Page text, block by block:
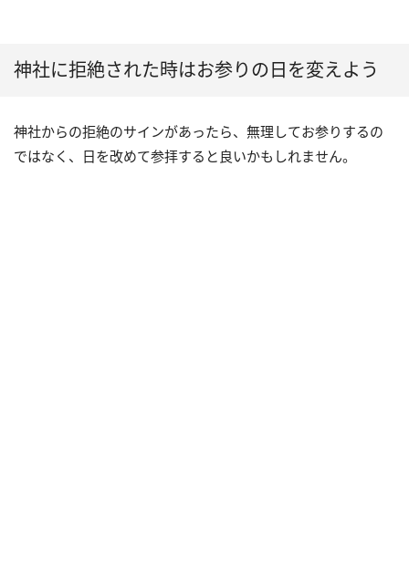
神社に拒絶された時はお参りの日を変えよう
神社からの拒絶のサインがあったら、無理してお参りするの
ではなく、日を改めて参拝すると良いかもしれません。